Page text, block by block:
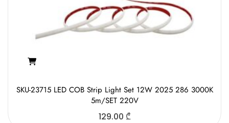
SKU-23715 LED COB Strip Light Set 12W 2025 286 3000K
5m/SET 220V
129.00 ₾